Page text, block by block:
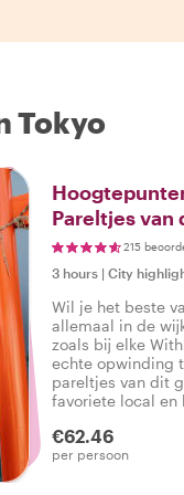
Tokyo
Pareltjes van
215
3 hours | City
Wil je het beste
allemaal in de
zoals bij elke
echte opwinding
pareltjes van dit
favoriete local en
de wijk Shibuya
zeggen: Ik heb
€62.46
per persoon